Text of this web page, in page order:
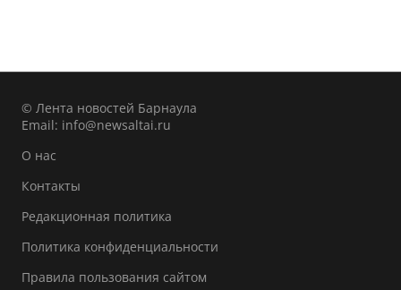
© Лента новостей Барнаула
Email: info@newsaltai.ru
О нас
Контакты
Редакционная политика
Политика конфиденциальности
Правила пользования сайтом